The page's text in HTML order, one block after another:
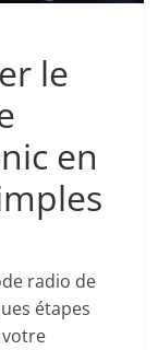
le
en
radio de
étapes
votre